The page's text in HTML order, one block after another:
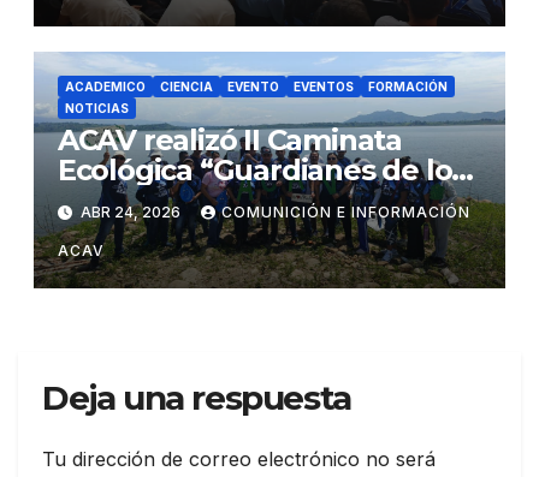
ACADEMICO CIENCIA EVENTO EVENTOS
FORMACIÓN
NOTICIAS
ACAV realizó II Caminata
Ecológica “Guardianes de los
Embalses” en el marco del
Día de la Tierra y su 16°
aniversario
ABR 24, 2026 COMUNICIÓN E INFORMACIÓN
ACAV
Deja una respuesta
Tu dirección de correo electrónico no será